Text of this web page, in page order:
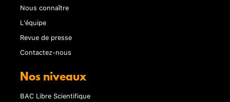
Nous connaître
L'équipe
Revue de presse
Contactez-nous
Nos niveaux
BAC Libre Scientifique